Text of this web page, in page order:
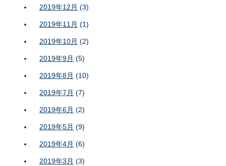
2019年12月 (3)
2019年11月 (1)
2019年10月 (2)
2019年9月 (5)
2019年8月 (10)
2019年7月 (7)
2019年6月 (2)
2019年5月 (9)
2019年4月 (6)
2019年3月 (3)